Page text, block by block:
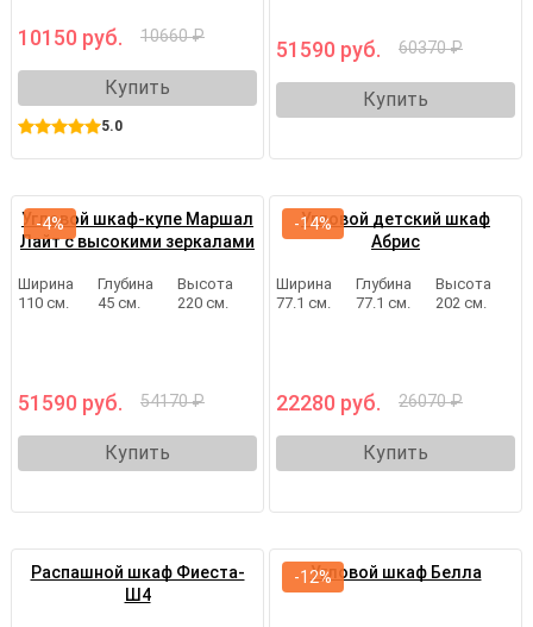
10150 руб. 10660 ₽
Купить
5.0
51590 руб. 60370 ₽
Купить
Угловой шкаф-купе Маршал
Лайт с высокими зеркалами
Ширина
110 см.
Глубина
45 см.
Высота
220 см.
51590 руб. 54170 ₽
Купить
-4%
Угловой детский шкаф
Абрис
Ширина
77.1 см.
Глубина
77.1 см.
Высота
202 см.
22280 руб. 26070 ₽
Купить
-14%
Распашной шкаф Фиеста-
Ш4
Угловой шкаф Белла
-12%